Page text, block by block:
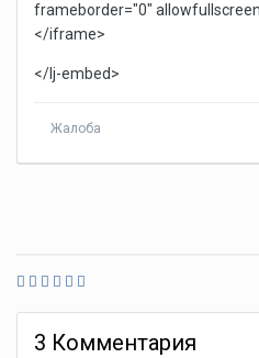
frameborder="0"
</iframe>
</lj-embed>
Жалоба
3 Комментария